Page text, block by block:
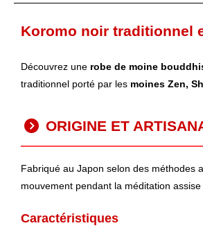
Koromo noir traditionnel
Découvrez une robe de moine
traditionnel porté par les moines Zen,
ORIGINE ET
Fabriqué au Japon selon des méthodes
mouvement pendant la méditation assise
Caractéristiques